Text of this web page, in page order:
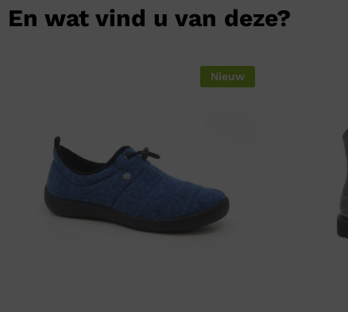
En wat vind u van deze?
Nieuw